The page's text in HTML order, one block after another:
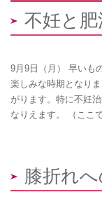
不妊と
9月9日（月） 早いも
楽しみな時期となり
がります。特に不妊
なりえます。 （ここ
膝折れへ